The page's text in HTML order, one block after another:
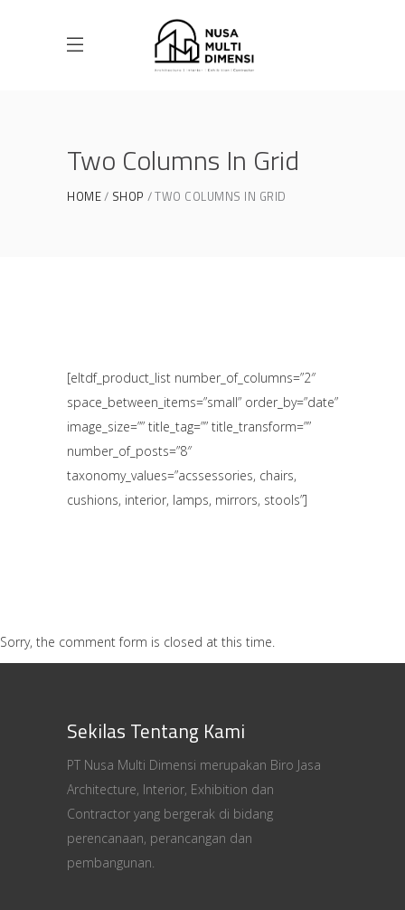
Two Columns In Grid
HOME SHOP TWO COLUMNS IN GRID
[eltdf_product_list number_of_columns=”2″
space_between_items=”small” order_by=”date”
image_size=”” title_tag=”” title_transform=””
number_of_posts=”8″
taxonomy_values=”acssessories, chairs,
cushions, interior, lamps, mirrors, stools”]
Sorry, the comment form is closed at this time.
Sekilas Tentang Kami
PT Nusa Multi Dimensi merupakan Biro Jasa
Architecture, Interior, Exhibition dan
Contractor yang bergerak di bidang
perencanaan, perancangan dan
pembangunan.